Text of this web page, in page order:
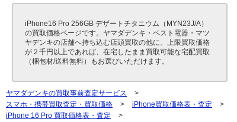
iPhone16 Pro 256GB デザートチタニウム（MYN23J/A）
の買取価格ページです。ヤマダデンキ・ベスト電器・マツ
ヤデンキの店舗へ持ち込む店頭買取の他に、上限買取価格
が２千円以上であれば、在宅したまま買取可能な宅配買取
（梱包材/送料無料）もお選びいただけます。
ヤマダデンキの買取事前査定サービス
>
スマホ・携帯買取査定・買取価格
> iPhone買取価格表・査定
>
iPhone 16 Pro 買取価格表・査定
>